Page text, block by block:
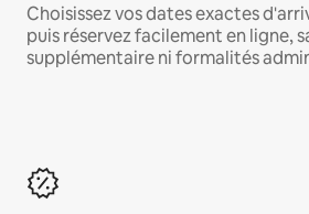
Choisissez vos dates exactes
puis réservez facilement en ligne,
supplémentaire ni formalités